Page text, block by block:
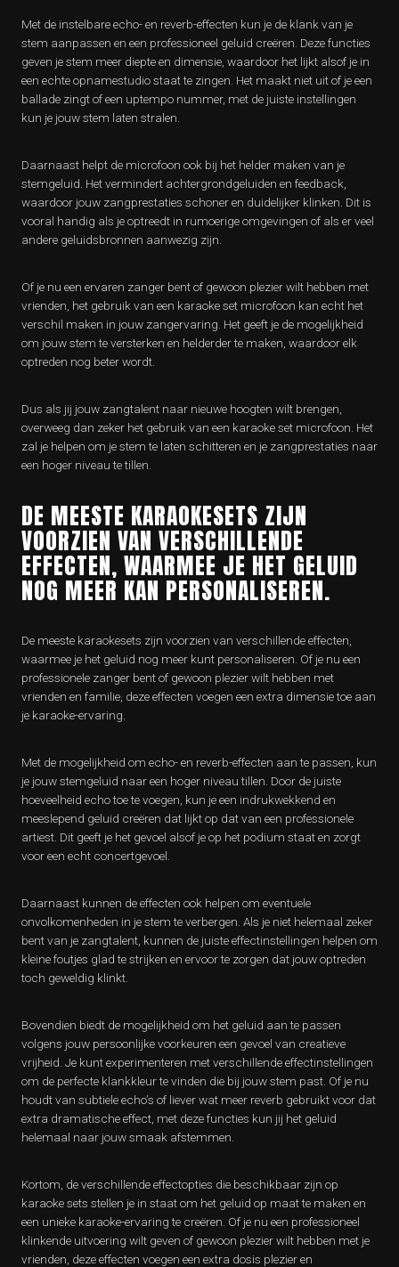
Met de instelbare echo- en reverb-effecten kun je de klank van je
stem aanpassen en een professioneel geluid creëren. Deze functies
geven je stem meer diepte en dimensie, waardoor het lijkt alsof je in
een echte opnamestudio staat te zingen. Het maakt niet uit of je een
ballade zingt of een uptempo nummer, met de juiste instellingen
kun je jouw stem laten stralen.
Daarnaast helpt de microfoon ook bij het helder maken van je
stemgeluid. Het vermindert achtergrondgeluiden en feedback,
waardoor jouw zangprestaties schoner en duidelijker klinken. Dit is
vooral handig als je optreedt in rumoerige omgevingen of als er veel
andere geluidsbronnen aanwezig zijn.
Of je nu een ervaren zanger bent of gewoon plezier wilt hebben met
vrienden, het gebruik van een karaoke set microfoon kan echt het
verschil maken in jouw zangervaring. Het geeft je de mogelijkheid
om jouw stem te versterken en helderder te maken, waardoor elk
optreden nog beter wordt.
Dus als jij jouw zangtalent naar nieuwe hoogten wilt brengen,
overweeg dan zeker het gebruik van een karaoke set microfoon. Het
zal je helpen om je stem te laten schitteren en je zangprestaties naar
een hoger niveau te tillen.
DE MEESTE KARAOKESETS ZIJN
VOORZIEN VAN VERSCHILLENDE
EFFECTEN, WAARMEE JE HET GELUID
NOG MEER KAN PERSONALISEREN.
De meeste karaokesets zijn voorzien van verschillende effecten,
waarmee je het geluid nog meer kunt personaliseren. Of je nu een
professionele zanger bent of gewoon plezier wilt hebben met
vrienden en familie, deze effecten voegen een extra dimensie toe aan
je karaoke-ervaring.
Met de mogelijkheid om echo- en reverb-effecten aan te passen, kun
je jouw stemgeluid naar een hoger niveau tillen. Door de juiste
hoeveelheid echo toe te voegen, kun je een indrukwekkend en
meeslepend geluid creëren dat lijkt op dat van een professionele
artiest. Dit geeft je het gevoel alsof je op het podium staat en zorgt
voor een echt concertgevoel.
Daarnaast kunnen de effecten ook helpen om eventuele
onvolkomenheden in je stem te verbergen. Als je niet helemaal zeker
bent van je zangtalent, kunnen de juiste effectinstellingen helpen om
kleine foutjes glad te strijken en ervoor te zorgen dat jouw optreden
toch geweldig klinkt.
Bovendien biedt de mogelijkheid om het geluid aan te passen
volgens jouw persoonlijke voorkeuren een gevoel van creatieve
vrijheid. Je kunt experimenteren met verschillende effectinstellingen
om de perfecte klankkleur te vinden die bij jouw stem past. Of je nu
houdt van subtiele echo’s of liever wat meer reverb gebruikt voor dat
extra dramatische effect, met deze functies kun jij het geluid
helemaal naar jouw smaak afstemmen.
Kortom, de verschillende effectopties die beschikbaar zijn op
karaoke sets stellen je in staat om het geluid op maat te maken en
een unieke karaoke-ervaring te creëren. Of je nu een professioneel
klinkende uitvoering wilt geven of gewoon plezier wilt hebben met je
vrienden, deze effecten voegen een extra dosis plezier en